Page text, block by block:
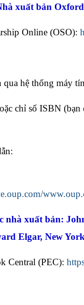
xuất bản
Online (OSO):
qua hệ thống máy
chỉ số ISBN
nhà xuất bản:
Elgar, New
Central (PEC):